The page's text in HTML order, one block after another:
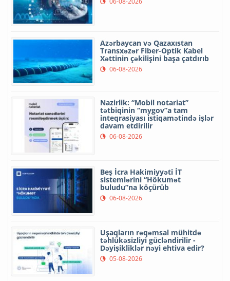
Azərbaycan və Qazaxıstan
Transxəzər Fiber-Optik Kabel
Xəttinin çəkilişini başa çatdırıb
06-08-2026
Nazirlik: “Mobil notariat”
tətbiqinin “mygov”a tam
inteqrasiyası istiqamətində işlər
davam etdirilir
06-08-2026
Beş İcra Hakimiyyəti İT
sistemlərini “Hökumət
buludu”na köçürüb
06-08-2026
Uşaqların rəqəmsal mühitdə
təhlükəsizliyi gücləndirilir -
Dəyişikliklər nəyi ehtiva edir?
05-08-2026